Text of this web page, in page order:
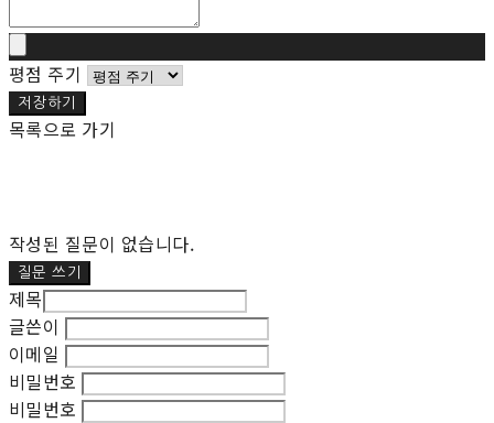
평점 주기
저장하기
목록으로 가기
작성된 질문이 없습니다.
질문 쓰기
제목
글쓴이
이메일
비밀번호
비밀번호